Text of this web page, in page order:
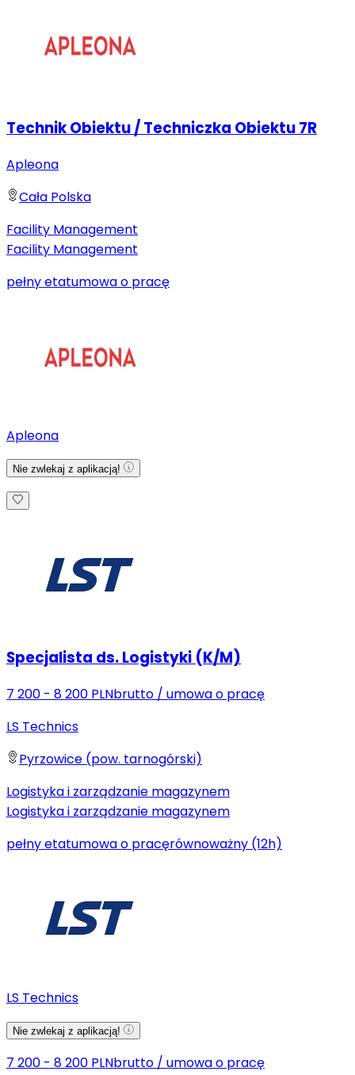
Technik Obiektu / Techniczka Obiektu 7R
Apleona
Cała Polska
Facility Management
Facility Management
pełny etatumowa o pracę
Apleona
Nie zwlekaj z aplikacją!
Specjalista ds. Logistyki (K/M)
7 200 - 8 200 PLNbrutto / umowa o pracę
LS Technics
Pyrzowice (pow. tarnogórski)
Logistyka i zarządzanie magazynem
Logistyka i zarządzanie magazynem
pełny etatumowa o pracęrównoważny (12h)
LS Technics
Nie zwlekaj z aplikacją!
7 200 - 8 200 PLNbrutto / umowa o pracę